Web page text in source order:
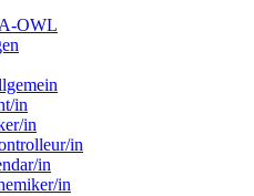
OWL
in
in
in
in
in